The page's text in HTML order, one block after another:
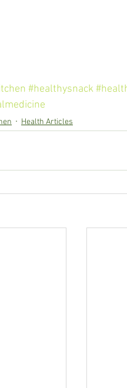
#healthysnack
Health Articles